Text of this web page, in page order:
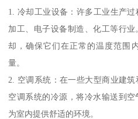
1. 冷却工业设备：许多工业生产
加工、电子设备制造、化工等行
却，确保它们在正常的温度范围
量。
2. 空调系统：在一些大型商业建
空调系统的冷源，将冷水输送到空
为室内提供舒适的环境。